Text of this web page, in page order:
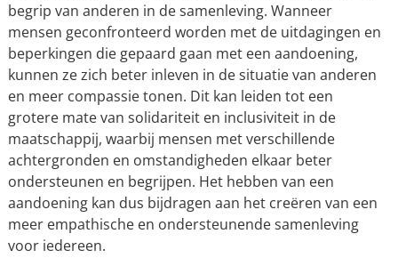
begrip van anderen in de samenleving. Wanneer
mensen geconfronteerd worden met de uitdagingen en
beperkingen die gepaard gaan met een aandoening,
kunnen ze zich beter inleven in de situatie van anderen
en meer compassie tonen. Dit kan leiden tot een
grotere mate van solidariteit en inclusiviteit in de
maatschappij, waarbij mensen met verschillende
achtergronden en omstandigheden elkaar beter
ondersteunen en begrijpen. Het hebben van een
aandoening kan dus bijdragen aan het creëren van een
meer empathische en ondersteunende samenleving
voor iedereen.